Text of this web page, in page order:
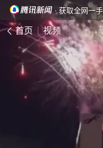
· 获取全网一
首页 视频